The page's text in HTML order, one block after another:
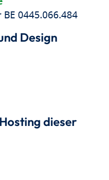
0445.066.484
Design
dieser